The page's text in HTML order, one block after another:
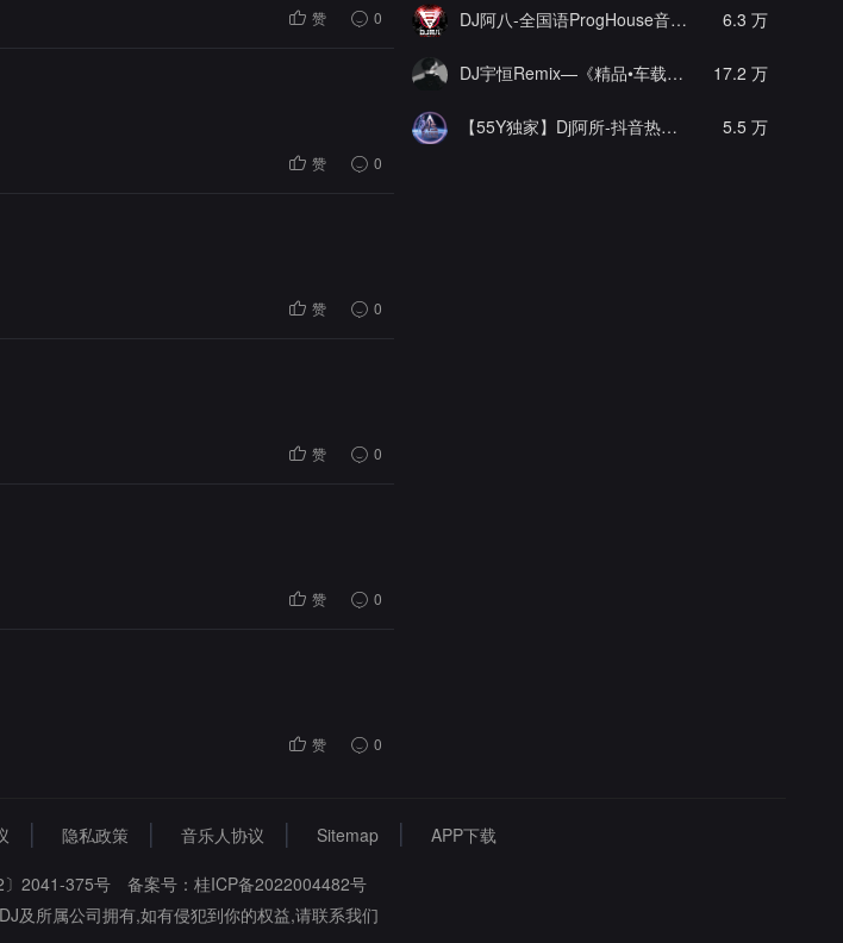
赞 0
赞 0
赞 0
赞 0
赞 0
赞 0
DJ阿八-全国语ProgHouse音乐大头针翻唱抖音热播专辑串烧 6.3 万
DJ宇恒Remix—《精品•车载》中文国会鼓ProgHouse 17.2 万
【55Y独家】Dj阿所-抖音热播爆了FunKyHouse中英文串烧 5.5 万
隐私政策 音乐人协议 Sitemap APP下载
2041-375号
备案号：桂ICP备2022004482号
及所属公司拥有,如有侵犯到你的权益,请联系我们